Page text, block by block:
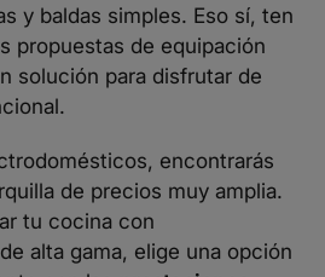
y baldas simples. Eso sí, ten
propuestas de equipación
solución para disfrutar de
encontrarás
de precios muy amplia.
tu cocina con
alta gama, elige una opción